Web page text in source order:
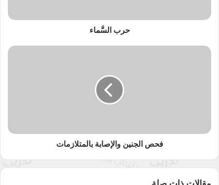
إجراء فحص الدم للحامل، والذي يمكن من خلاله التأكُّد من احتماليَّة
وجود خلل كروموسومي عند الطفل.
ترتكز إجراءات الفحص والتشخيص الثانويَّة على استخدام التصوير
يعدُّ روتينيًّا وضررويًّا أثناء الحمل رغم وجود بعض المتلازمات التي لا
يمكن كشفها إلى وقتٍ متأخِّر من الحمل، لذا يجب على الوالدين
تكوين رأس طفلك ودماغه، بالإضافة إلى التأكُّد من ملامح
تطوُّر العمود الفقري لطفلك.
هيكل قلب الطفل وعمله إلى جانب التحقُّق من الرئة وعملها.
حرب السَّماء
فحص
فحص الجنين والإصابة بالمتلازمات